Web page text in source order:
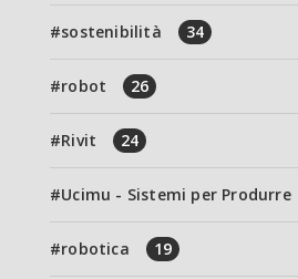
sostenibilità 34
robot 26
Rivit 24
Ucimu - Sistemi per Produrre
robotica 19